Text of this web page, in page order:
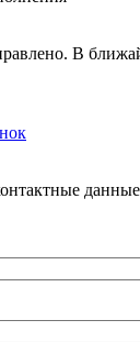
В